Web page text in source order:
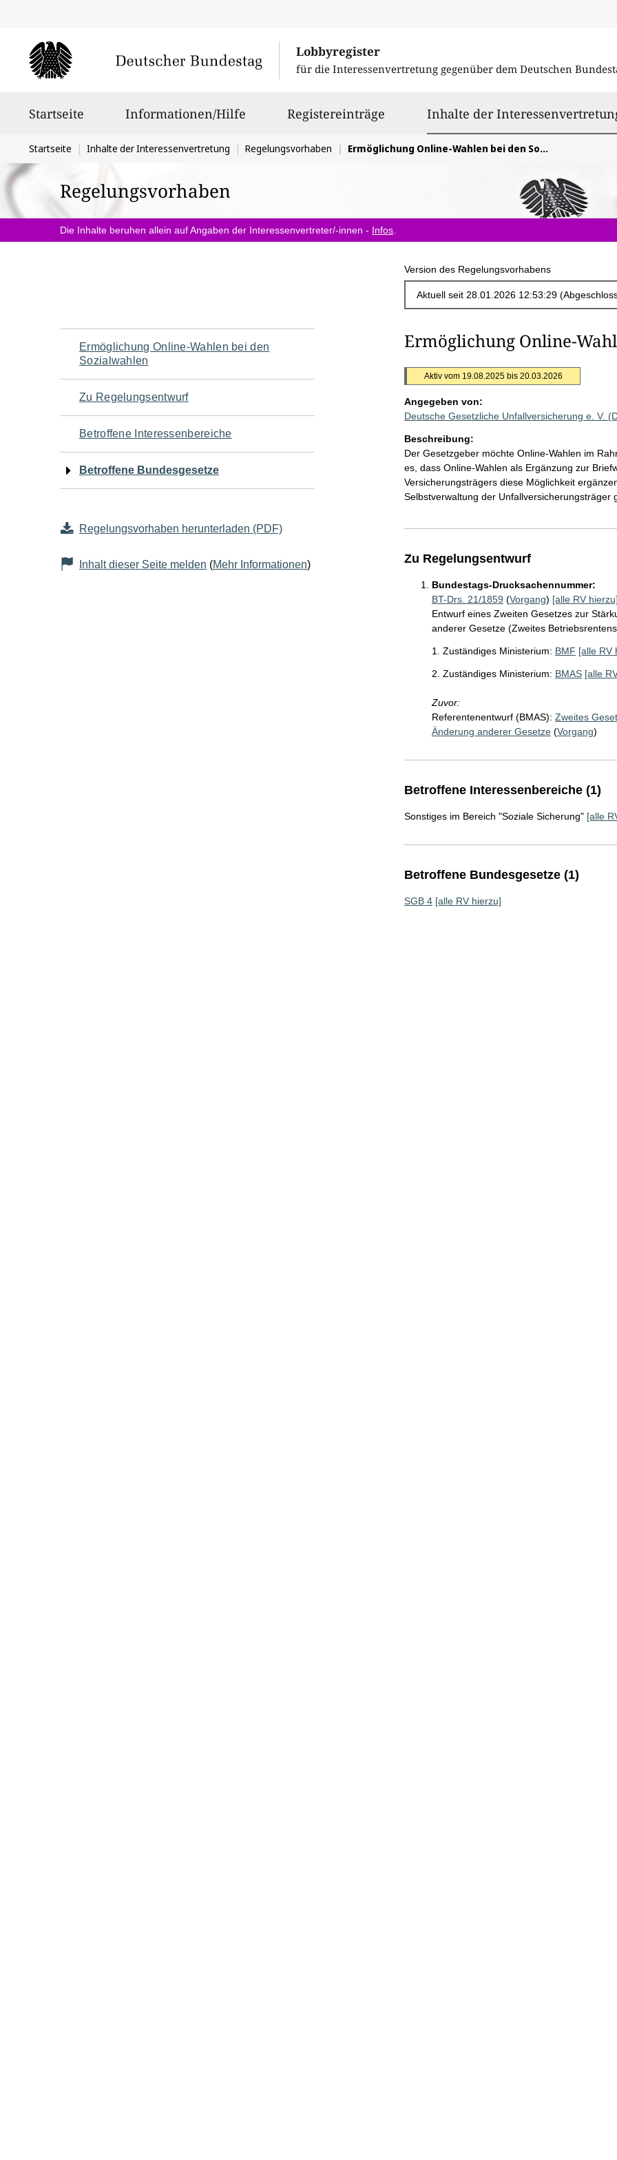
Lobbyregister
für die Interessenvertretung gegenüber dem Deutschen
Startseite Informationen/Hilfe Registereinträge Inhalte der
Sie
befinden
sich
hier:
Startseite Inhalte der Interessenvertretung Regelungsvorhaben Ermöglichung Online-Wahlen bei den Sozialwahlen
Regelungsvorhaben
Die Inhalte beruhen allein auf Angaben der Interessenvertreter/-innen - Infos
Version des Regelungsvorhabens
Navigation
für
den
Seiteninhalt
Ermöglichung Online-Wahlen bei den
Sozialwahlen
Zu Regelungsentwurf
Betroffene Interessenbereiche
Betroffene Bundesgesetze
Regelungsvorhaben herunterladen (PDF)
Inhalt dieser Seite melden (Mehr Informationen)
Ermöglichung Online-
Aktiv vom 19.08.2025 bis 20.03.2026
Angegeben von:
Deutsche Gesetzliche Unfallversicherung e. V.
Beschreibung:
Der Gesetzgeber möchte Online-Wahlen im
es, dass Online-Wahlen als Ergänzung zur
Versicherungsträgers diese Möglichkeit
Selbstverwaltung der Unfallversicherungsträger
Zu Regelungsentwurf
Bundestags-Drucksachennummer:
BT-Drs. 21/1859 (Vorgang) [alle RV
Entwurf eines Zweiten Gesetzes zur
anderer Gesetze (Zweites
1. Zuständiges Ministerium: BMF [alle RV
2. Zuständiges Ministerium: BMAS [alle
Zuvor:
Referentenentwurf (BMAS): Zweites
Änderung anderer Gesetze(Vorgang)
Betroffene Interessenbereiche (1)
Sonstiges im Bereich "Soziale Sicherung" [alle
Betroffene Bundesgesetze (1)
SGB 4 [alle RV hierzu]